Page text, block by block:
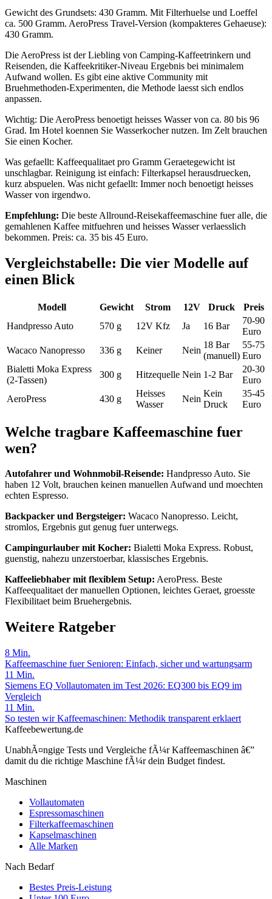
Gewicht des Grundsets: 430 Gramm. Mit Filterhuelse und Loeffel
ca. 500 Gramm. AeroPress Travel-Version (kompakteres Gehaeuse):
430 Gramm.
Die AeroPress ist der Liebling von Camping-Kaffeetrinkern und
Reisenden, die Kaffeekritiker-Niveau Ergebnis bei minimalem
Aufwand wollen. Es gibt eine aktive Community mit
Bruehmethoden-Experimenten, die Methode laesst sich endlos
anpassen.
Wichtig: Die AeroPress benoetigt heisses Wasser von ca. 80 bis 96
Grad. Im Hotel koennen Sie Wasserkocher nutzen. Im Zelt brauchen
Sie einen Kocher.
Was gefaellt: Kaffeequalitaet pro Gramm Geraetegewicht ist
unschlagbar. Reinigung ist einfach: Filterkapsel herausdruecken,
kurz abspuelen. Was nicht gefaellt: Immer noch benoetigt heisses
Wasser von irgendwo.
Empfehlung: Die beste Allround-Reisekaffeemaschine fuer alle, die
gemahlenen Kaffee mitfuehren und heisses Wasser verlaesslich
bekommen. Preis: ca. 35 bis 45 Euro.
Vergleichstabelle: Die vier Modelle auf
einen Blick
Modell Gewicht Strom 12V Druck
Preis
Handpresso Auto
570 g 12V Kfz Ja 16 Bar
70-90
Euro
Wacaco Nanopresso
336 g Keiner Nein
18 Bar
(manuell)
55-75
Euro
Bialetti Moka Express
(2-Tassen)
300 g Hitzequelle Nein 1-2 Bar
20-30
Euro
AeroPress
430 g
Heisses
Wasser
Nein
Kein
Druck
35-45
Euro
Welche tragbare Kaffeemaschine fuer
wen?
Autofahrer und Wohnmobil-Reisende: Handpresso Auto. Sie
haben 12 Volt, brauchen keinen manuellen Aufwand und moechten
echten Espresso.
Backpacker und Bergsteiger: Wacaco Nanopresso. Leicht,
stromlos, Ergebnis gut genug fuer unterwegs.
Campingurlauber mit Kocher: Bialetti Moka Express. Robust,
guenstig, nahezu unzerstoerbar, klassisches Ergebnis.
Kaffeeliebhaber mit flexiblem Setup: AeroPress. Beste
Kaffeequalitaet der manuellen Optionen, leichtes Geraet, groesste
Flexibilitaet beim Bruehergebnis.
Weitere Ratgeber
8 Min.
Kaffeemaschine fuer Senioren: Einfach, sicher und wartungsarm
11 Min.
Siemens EQ Vollautomaten im Test 2026: EQ300 bis EQ9 im
Vergleich
11 Min.
So testen wir Kaffeemaschinen: Methodik transparent erklaert
Kaffeebewertung.de
UnabhÃ¤ngige Tests und Vergleiche fÃ¼r Kaffeemaschinen â€”
damit du die richtige Maschine fÃ¼r dein Budget findest.
Maschinen
Vollautomaten
Espressomaschinen
Filterkaffeemaschinen
Kapselmaschinen
Alle Marken
Nach Bedarf
Bestes Preis-Leistung